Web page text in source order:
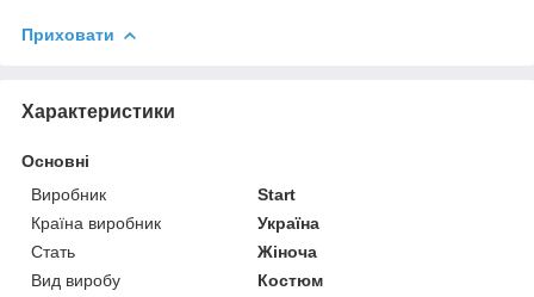
Приховати
Характеристики
Основні
Виробник
Start
Країна виробник
Україна
Стать
Жіноча
Вид виробу
Костюм